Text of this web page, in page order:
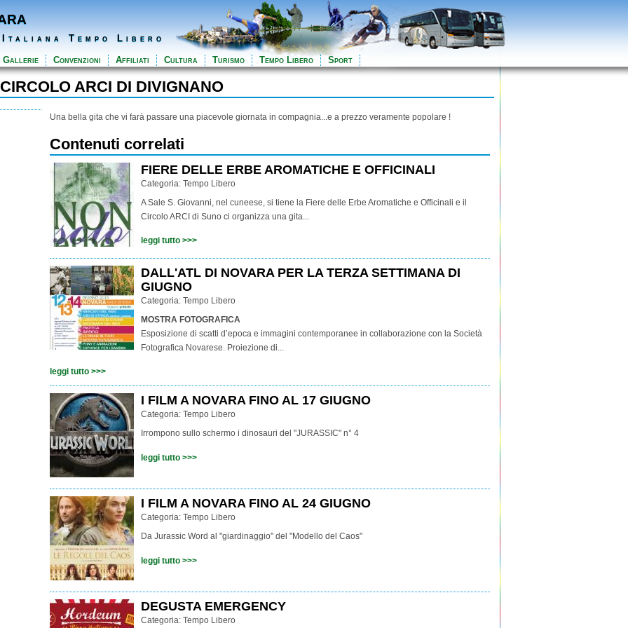
Tempo Libero
Gallerie Convenzioni Affiliati Cultura Turismo Tempo Libero Sport
ARCI DI DIVIGNANO
Una bella gita che vi farà passare una piacevole giornata in compagnia...e a prezzo veramente popolare !
Contenuti correlati
FIERE DELLE ERBE AROMATICHE E OFFICINALI
Categoria: Tempo Libero
A Sale S. Giovanni, nel cuneese, si tiene la Fiere delle Erbe Aromatiche e Officinali e il
Circolo ARCI di Suno ci organizza una gita...
leggi tutto >>>
DALL'ATL DI NOVARA PER LA TERZA SETTIMANA DI
GIUGNO
Categoria: Tempo Libero
MOSTRA FOTOGRAFICA
Esposizione di scatti d’epoca e immagini contemporanee in collaborazione con la Società
Fotografica Novarese. Proiezione di...
leggi tutto >>>
I FILM A NOVARA FINO AL 17 GIUGNO
Categoria: Tempo Libero
Irrompono sullo schermo i dinosauri del "JURASSIC" n° 4
leggi tutto >>>
I FILM A NOVARA FINO AL 24 GIUGNO
Categoria: Tempo Libero
Da Jurassic Word al "giardinaggio" del "Modello del Caos"
leggi tutto >>>
DEGUSTA EMERGENCY
Categoria: Tempo Libero